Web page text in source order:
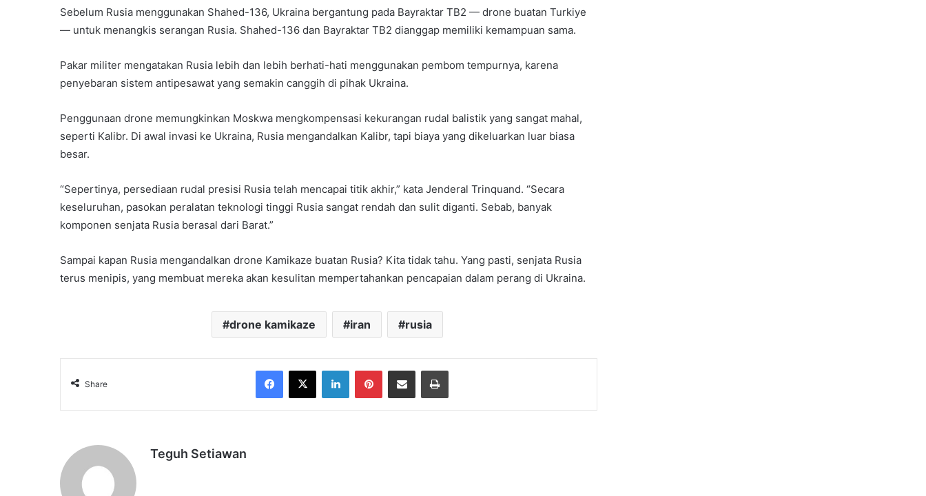
Sebelum Rusia menggunakan Shahed-136, Ukraina bergantung pada Bayraktar TB2 — drone buatan Turkiye
— untuk menangkis serangan Rusia. Shahed-136 dan Bayraktar TB2 dianggap memiliki kemampuan sama.
Pakar militer mengatakan Rusia lebih dan lebih berhati-hati menggunakan pembom tempurnya, karena
penyebaran sistem antipesawat yang semakin canggih di pihak Ukraina.
Penggunaan drone memungkinkan Moskwa mengkompensasi kekurangan rudal balistik yang sangat mahal,
seperti Kalibr. Di awal invasi ke Ukraina, Rusia mengandalkan Kalibr, tapi biaya yang dikeluarkan luar biasa
besar.
“Sepertinya, persediaan rudal presisi Rusia telah mencapai titik akhir,” kata Jenderal Trinquand. “Secara
keseluruhan, pasokan peralatan teknologi tinggi Rusia sangat rendah dan sulit diganti. Sebab, banyak
komponen senjata Rusia berasal dari Barat.”
Sampai kapan Rusia mengandalkan drone Kamikaze buatan Rusia? Kita tidak tahu. Yang pasti, senjata Rusia
terus menipis, yang membuat mereka akan kesulitan mempertahankan pencapaian dalam perang di Ukraina.
drone kamikaze iran rusia
Share
Facebook
X LinkedInPinterestShare via Email Print
Teguh Setiawan